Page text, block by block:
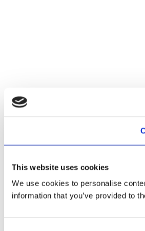
This website uses cookies
We use cookies to personalise
information that you’ve provided to